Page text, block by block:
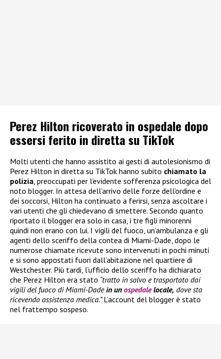
Perez Hilton ricoverato in ospedale dopo
essersi ferito in diretta su TikTok
Molti utenti che hanno assistito ai gesti di autolesionismo di
Perez Hilton in diretta su TikTok hanno subito chiamato la
polizia , preoccupati per l’evidente sofferenza psicologica del
noto blogger. In attesa dell’arrivo delle forze dell’ordine e
dei soccorsi, Hilton ha continuato a ferirsi, senza ascoltare i
vari utenti che gli chiedevano di smettere. Secondo quanto
riportato il blogger era solo in casa, i tre figli minorenni
quindi non erano con lui. I vigili del fuoco, un’ambulanza e gli
agenti dello sceriffo della contea di Miami-Dade, dopo le
numerose chiamate ricevute sono intervenuti in pochi minuti
e si sono appostati fuori dall’abitazione nel quartiere di
Westchester. Più tardi, l’ufficio dello sceriffo ha dichiarato
che Perez Hilton era stato “tratto in salvo e trasportato dai
vigili del fuoco di Miami-Dadein un ospedalelocale, dove sta
ricevendo assistenza medica.”L’account del blogger è stato
nel frattempo sospeso.